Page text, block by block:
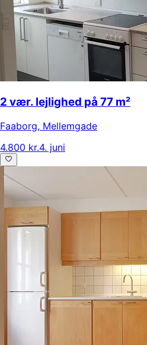
2 vær. lejlighed på 77 m²
Faaborg, Mellemgade
4.800 kr.4. juni